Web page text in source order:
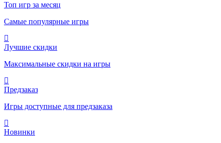
Топ игр за месяц
Самые популярные игры
Лучшие скидки
Максимальные скидки на игры
Предзаказ
Игры доступные для предзаказа
Новинки